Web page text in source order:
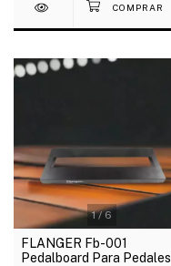
1/6
FLANGER Fb-001
Pedalboard Para Pedales